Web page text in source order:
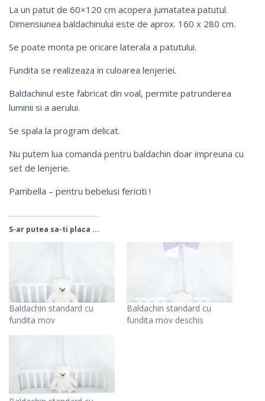
La un patut de 60×120 cm acopera jumatatea patutul.
Dimensiunea baldachinului este de aprox. 160 x 280 cm.
Se poate monta pe oricare laterala a patutului.
Fundita se realizeaza in culoarea lenjeriei.
Baldachinul este fabricat din voal, permite patrunderea
luminii si a aerului.
Se spala la program delicat.
Nu putem lua comanda pentru baldachin doar impreuna cu
set de lenjerie.
Pambella – pentru bebelusi fericiti !
S-ar putea sa-ti placa ...
Baldachin standard cu
fundita mov
Baldachin standard cu
fundita mov deschis